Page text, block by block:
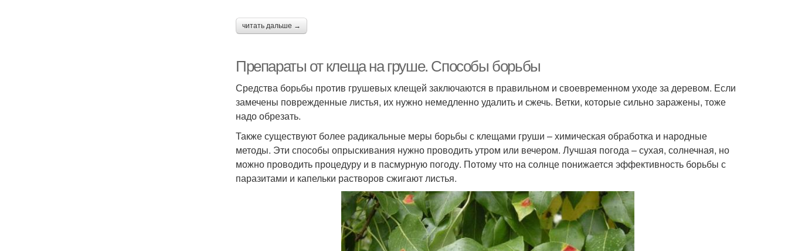
читать дальше →
Препараты от клеща на груше. Способы борьбы
Средства борьбы против грушевых клещей заключаются в правильном и своевременном уходе за деревом. Если
замечены поврежденные листья, их нужно немедленно удалить и сжечь. Ветки, которые сильно заражены, тоже
надо обрезать.
Также существуют более радикальные меры борьбы с клещами груши – химическая обработка и народные
методы. Эти способы опрыскивания нужно проводить утром или вечером. Лучшая погода – сухая, солнечная, но
можно проводить процедуру и в пасмурную погоду. Потому что на солнце понижается эффективность борьбы с
паразитами и капельки растворов сжигают листья.